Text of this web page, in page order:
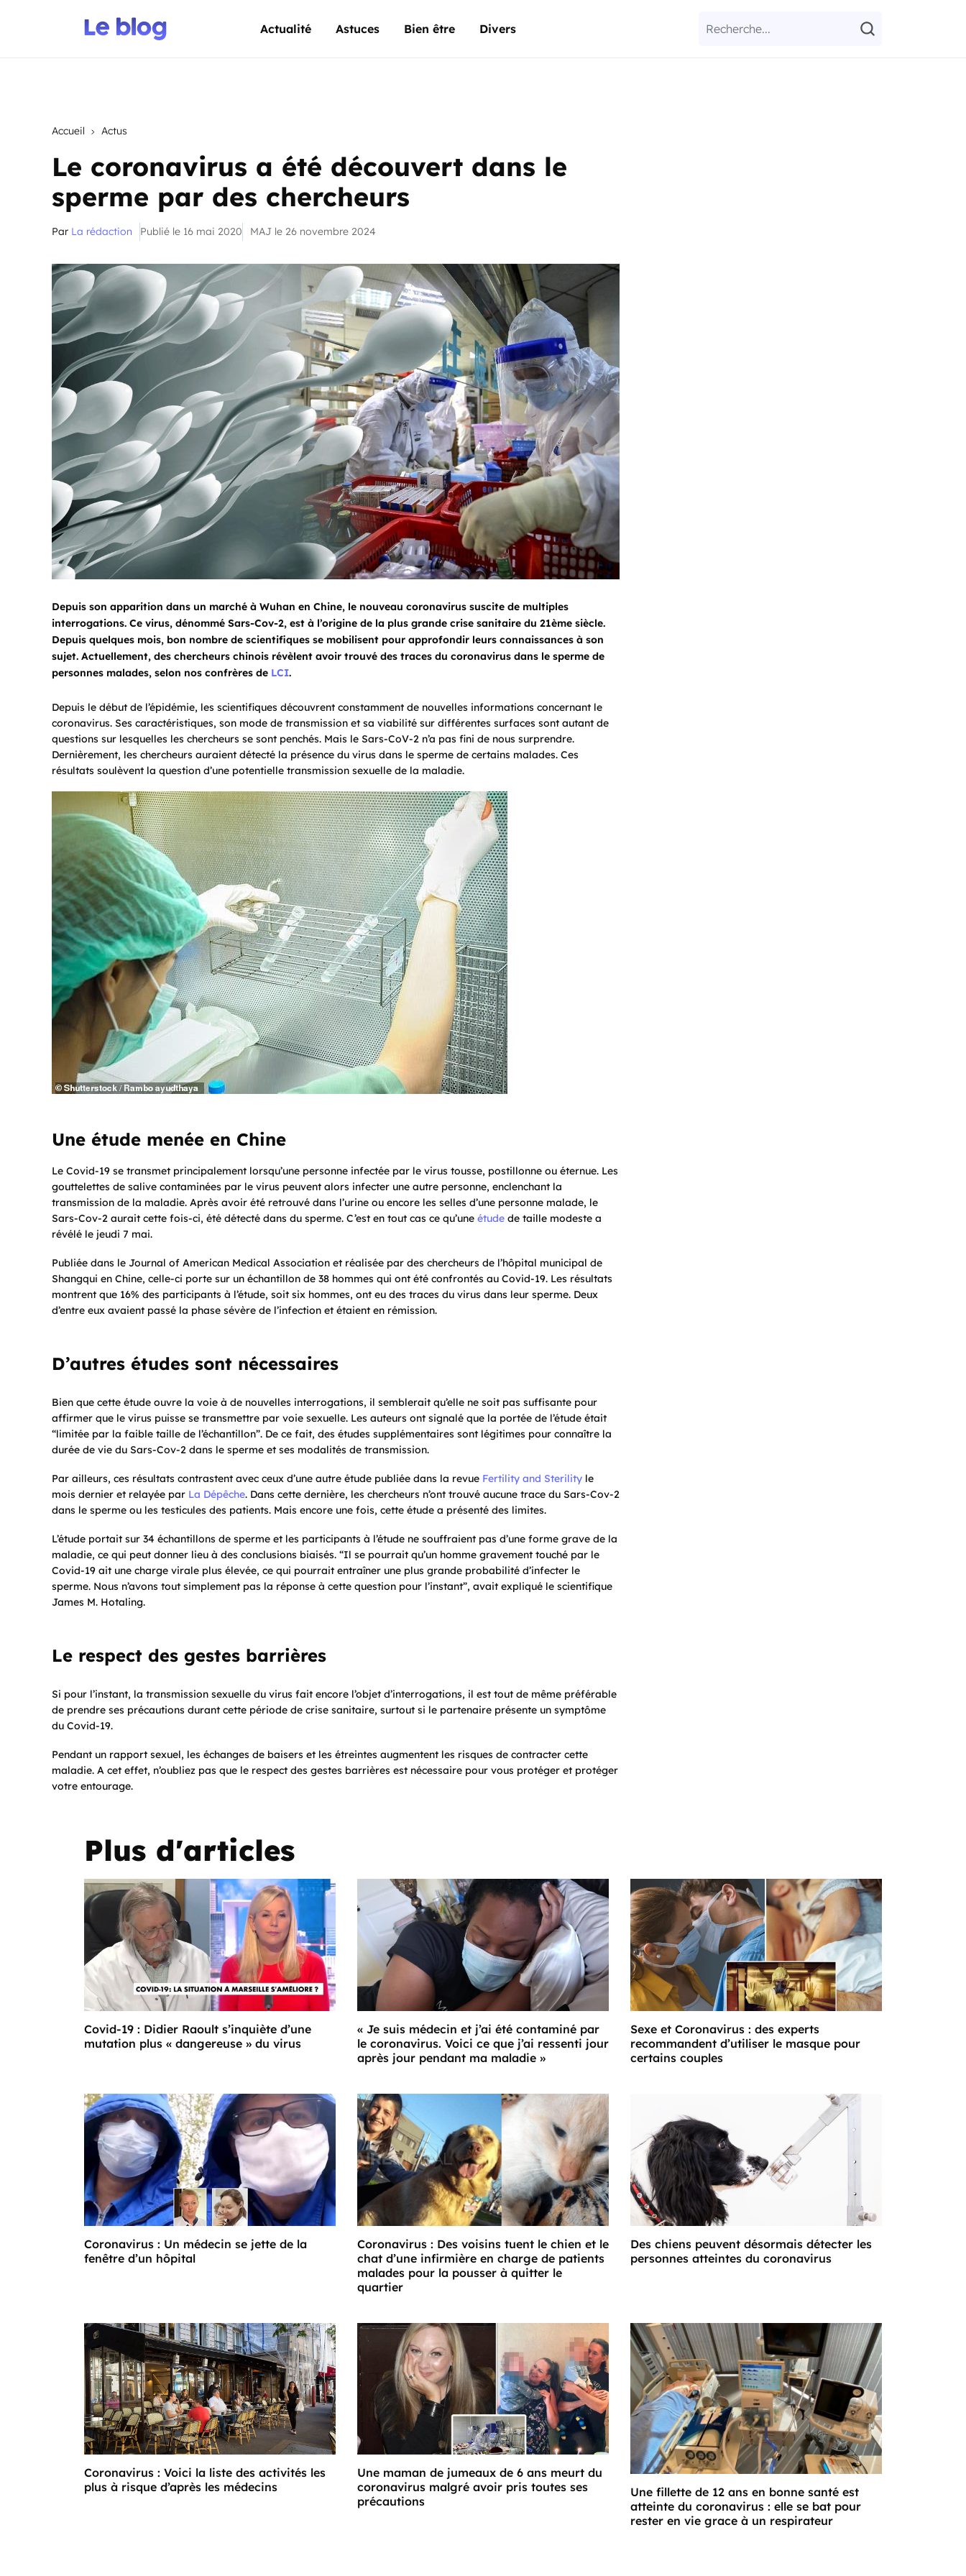
Actualité Astuces Bien être Divers
Accueil Actus
Le coronavirus a été découvert dans le
sperme par des chercheurs
Par La rédaction Publié le 16 mai 2020 MAJ le 26 novembre 2024
Depuis son apparition dans un marché à Wuhan en Chine, le nouveau coronavirus suscite de multiples
interrogations. Ce virus, dénommé Sars-Cov-2, est à l’origine de la plus grande crise sanitaire du 21ème siècle.
Depuis quelques mois, bon nombre de scientifiques se mobilisent pour approfondir leurs connaissances à son
sujet. Actuellement, des chercheurs chinois révèlent avoir trouvé des traces du coronavirus dans le sperme de
personnes malades, selon nos confrères de LCI.
Depuis le début de l’épidémie, les scientifiques découvrent constamment de nouvelles informations concernant le
coronavirus. Ses caractéristiques, son mode de transmission et sa viabilité sur différentes surfaces sont autant de
questions sur lesquelles les chercheurs se sont penchés. Mais le Sars-CoV-2 n’a pas fini de nous surprendre.
Dernièrement, les chercheurs auraient détecté la présence du virus dans le sperme de certains malades. Ces
résultats soulèvent la question d’une potentielle transmission sexuelle de la maladie.
Une étude menée en Chine
Le Covid-19 se transmet principalement lorsqu’une personne infectée par le virus tousse, postillonne ou éternue. Les
gouttelettes de salive contaminées par le virus peuvent alors infecter une autre personne, enclenchant la
transmission de la maladie. Après avoir été retrouvé dans l’urine ou encore les selles d’une personne malade, le
Sars-Cov-2 aurait cette fois-ci, été détecté dans du sperme. C’est en tout cas ce qu’une étude de taille modeste a
révélé le jeudi 7 mai.
Publiée dans le Journal of American Medical Association et réalisée par des chercheurs de l’hôpital municipal de
Shangqui en Chine, celle-ci porte sur un échantillon de 38 hommes qui ont été confrontés au Covid-19. Les résultats
montrent que 16% des participants à l’étude, soit six hommes, ont eu des traces du virus dans leur sperme. Deux
d’entre eux avaient passé la phase sévère de l’infection et étaient en rémission.
D’autres études sont nécessaires
Bien que cette étude ouvre la voie à de nouvelles interrogations, il semblerait qu’elle ne soit pas suffisante pour
affirmer que le virus puisse se transmettre par voie sexuelle. Les auteurs ont signalé que la portée de l’étude était
“limitée par la faible taille de l’échantillon”. De ce fait, des études supplémentaires sont légitimes pour connaître la
durée de vie du Sars-Cov-2 dans le sperme et ses modalités de transmission.
Par ailleurs, ces résultats contrastent avec ceux d’une autre étude publiée dans la revue Fertility and Sterility le
mois dernier et relayée par La Dépêche. Dans cette dernière, les chercheurs n’ont trouvé aucune trace du Sars-Cov-2
dans le sperme ou les testicules des patients. Mais encore une fois, cette étude a présenté des limites.
L’étude portait sur 34 échantillons de sperme et les participants à l’étude ne souffraient pas d’une forme grave de la
maladie, ce qui peut donner lieu à des conclusions biaisés. “Il se pourrait qu’un homme gravement touché par le
Covid-19 ait une charge virale plus élevée, ce qui pourrait entraîner une plus grande probabilité d’infecter le
sperme. Nous n’avons tout simplement pas la réponse à cette question pour l’instant”, avait expliqué le scientifique
James M. Hotaling.
Le respect des gestes barrières
Si pour l’instant, la transmission sexuelle du virus fait encore l’objet d’interrogations, il est tout de même préférable
de prendre ses précautions durant cette période de crise sanitaire, surtout si le partenaire présente un symptôme
du Covid-19.
Pendant un rapport sexuel, les échanges de baisers et les étreintes augmentent les risques de contracter cette
maladie. A cet effet, n’oubliez pas que le respect des gestes barrières est nécessaire pour vous protéger et protéger
votre entourage.
Plus d'articles
Covid-19 : Didier Raoult s’inquiète d’une
mutation plus « dangereuse » du virus
« Je suis médecin et j’ai été contaminé par
le coronavirus. Voici ce que j’ai ressenti jour
après jour pendant ma maladie »
Sexe et Coronavirus : des experts
recommandent d’utiliser le masque pour
certains couples
Coronavirus : Un médecin se jette de la
fenêtre d’un hôpital
Coronavirus : Des voisins tuent le chien et le
chat d’une infirmière en charge de patients
malades pour la pousser à quitter le
quartier
Des chiens peuvent désormais détecter les
personnes atteintes du coronavirus
Coronavirus : Voici la liste des activités les
plus à risque d’après les médecins
Une maman de jumeaux de 6 ans meurt du
coronavirus malgré avoir pris toutes ses
précautions
Une fillette de 12 ans en bonne santé est
atteinte du coronavirus : elle se bat pour
rester en vie grace à un respirateur